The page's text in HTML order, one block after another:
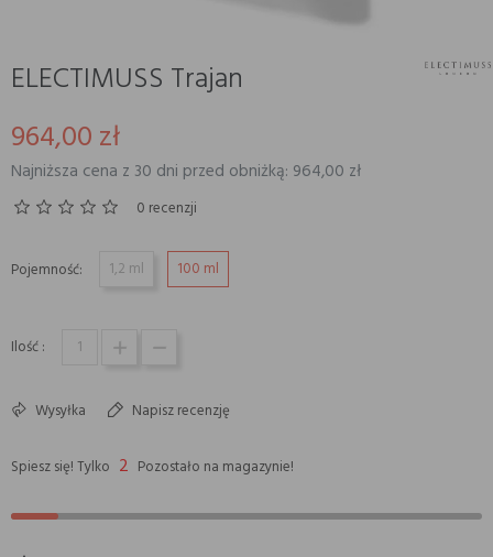
ELECTIMUSS Trajan
964,00 zł
Najniższa cena z 30 dni przed obniżką: 964,00 zł
0 recenzji
Pojemność: 1,2 ml 100 ml
Ilość :
Wysyłka Napisz recenzję
Spiesz się! Tylko 2 Pozostało na magazynie!